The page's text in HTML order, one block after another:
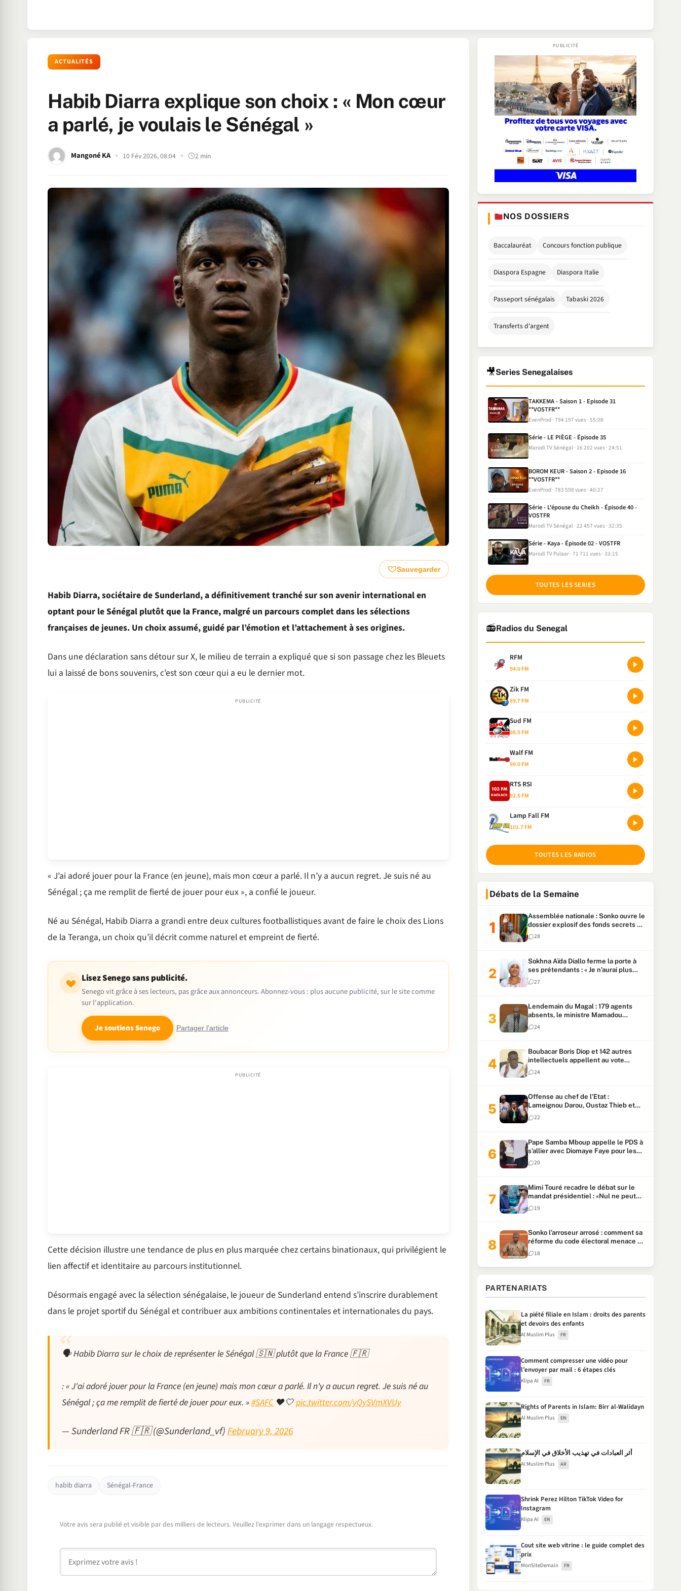
ACTUALITÉS
Habib Diarra explique son choix : « Mon cœur
a parlé, je voulais le Sénégal »
Mangoné KA 10 Fév 2026, 08:04 2 min
Sauvegarder
Habib Diarra, sociétaire de Sunderland, a définitivement tranché sur son avenir international en
optant pour le Sénégal plutôt que la France, malgré un parcours complet dans les sélections
françaises de jeunes. Un choix assumé, guidé par l’émotion et l’attachement à ses origines.
Dans une déclaration sans détour sur X, le milieu de terrain a expliqué que si son passage chez les Bleuets
lui a laissé de bons souvenirs, c’est son cœur qui a eu le dernier mot.
« J’ai adoré jouer pour la France (en jeune), mais mon cœur a parlé. Il n’y a aucun regret. Je suis né au
Sénégal ; ça me remplit de fierté de jouer pour eux », a confié le joueur.
Né au Sénégal, Habib Diarra a grandi entre deux cultures footballistiques avant de faire le choix des Lions
de la Teranga, un choix qu’il décrit comme naturel et empreint de fierté.
Lisez Senego sans publicité.
Senego vit grâce à ses lecteurs, pas grâce aux annonceurs. Abonnez-vous : plus aucune publicité, sur le site comme
sur l'application.
Je soutiens Senego Partager l'article
Cette décision illustre une tendance de plus en plus marquée chez certains binationaux, qui privilégient le
lien affectif et identitaire au parcours institutionnel.
Désormais engagé avec la sélection sénégalaise, le joueur de Sunderland entend s’inscrire durablement
dans le projet sportif du Sénégal et contribuer aux ambitions continentales et internationales du pays.
🗣 Habib Diarra sur le choix de représenter le Sénégal 🇸🇳 plutôt que la France 🇫🇷
: « J'ai adoré jouer pour la France (en jeune) mais mon cœur a parlé. Il n'y a aucun regret. Je suis né au
Sénégal ; ça me remplit de fierté de jouer pour eux. »#SAFC❤️🤍pic.twitter.com/yQySVmXVUy
— Sunderland FR 🇫🇷 (@Sunderland_vf)February 9, 2026
habib diarra Sénégal-France
Votre avis sera publié et visible par des milliers de lecteurs. Veuillez l'exprimer dans un langage respectueux.
NOS DOSSIERS
Baccalauréat Concours fonction publique
Diaspora Espagne Diaspora Italie
Passeport sénégalais Tabaski 2026
Transferts d'argent
🎥Series Senegalaises
TAKKEMA - Saison 1 - Episode 31
**VOSTFR**
EvenProd 794 197 vues 55:08
Série - LE PIÈGE - Épisode 35
Marodi TV Sénégal 16 202 vues 24:51
BOROM KEUR - Saison 2 - Episode 16
**VOSTFR**
EvenProd 783 598 vues 40:27
Série - L'épouse du Cheikh - Épisode 40 -
VOSTFR
Marodi TV Sénégal 22 457 vues 32:35
Série - Kaya - Épisode 02 - VOSTFR
Marodi TV Pulaar 71 711 vues 33:15
TOUTES LES SERIES
📻Radios du Senegal
RFM
94.0 FM
Zik FM
89.7 FM
Sud FM
98.5 FM
Walf FM
99.0 FM
RTS RSI
92.5 FM
Lamp Fall FM
101.7 FM
TOUTES LES RADIOS
Débats de la Semaine
Assemblée nationale : Sonko ouvre le
dossier explosif des fonds secrets et
du patrimoine présidentiel
28
Sokhna Aïda Diallo ferme la porte à
ses prétendants : « Je n’aurai plus
jamais un autre mari »
27
Lendemain du Magal : 179 agents
absents, le ministre Mamadou
Lamine Dianté exige des explications
24
Boubacar Boris Diop et 142 autres
intellectuels appellent au vote
urgent de la révision
constitutionnelle
24
Offense au chef de l’Etat :
Lameignou Darou, Oustaz Thieb et
Ndiaye Touba lourdement
condamnés
22
Pape Samba Mboup appelle le PDS à
s’allier avec Diomaye Faye pour les
locales et tacle Sonko
20
Mimi Touré recadre le débat sur le
mandat présidentiel : «Nul ne peut
faire plus de deux mandats
consécutifs de 5 ans»
19
Sonko l’arroseur arrosé : comment sa
réforme du code électoral menace sa
candidature
18
PARTENARIATS
La piété filiale en Islam : droits des parents
et devoirs des enfants
Al Muslim Plus FR
Comment compresser une vidéo pour
l’envoyer par mail : 6 étapes clés
Klipa AI FR
Rights of Parents in Islam: Birr al-Walidayn
Al Muslim Plus EN
أثر العبادات في تهذيب الأخلاق في الإسلام
Al Muslim Plus AR
Shrink Perez Hilton TikTok Video for
Instagram
Klipa AI EN
Cout site web vitrine : le guide complet des
prix
MonSiteDemain FR